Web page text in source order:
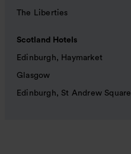
The Liberties
Scotland Hotels
Edinburgh, Haymarket
Glasgow
Edinburgh, St Andrew Square